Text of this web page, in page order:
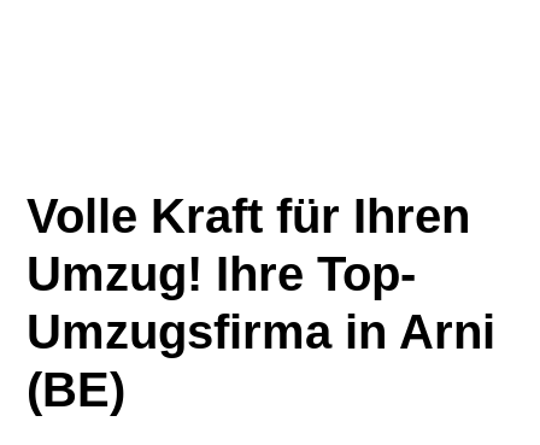
Volle Kraft für Ihren
Umzug! Ihre Top-
Umzugsfirma in Arni
(BE)